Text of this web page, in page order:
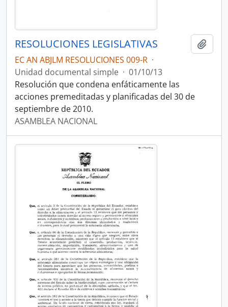
RESOLUCIONES LEGISLATIVAS
EC AN ABJLM RESOLUCIONES 009-R ·
Unidad documental simple · 01/10/13
Resolución que condena enfáticamente las
acciones premeditadas y planificadas del 30 de
septiembre de 2010.
ASAMBLEA NACIONAL